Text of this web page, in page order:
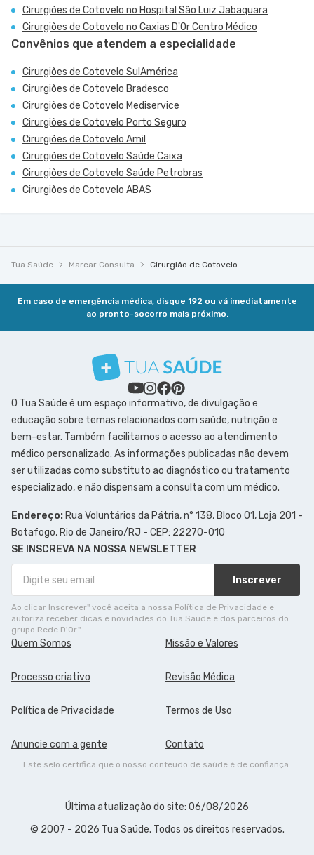
Cirurgiões de Cotovelo no Hospital São Luiz Jabaquara
Cirurgiões de Cotovelo no Caxias D'Or Centro Médico
Convênios que atendem a especialidade
Cirurgiões de Cotovelo SulAmérica
Cirurgiões de Cotovelo Bradesco
Cirurgiões de Cotovelo Mediservice
Cirurgiões de Cotovelo Porto Seguro
Cirurgiões de Cotovelo Amil
Cirurgiões de Cotovelo Saúde Caixa
Cirurgiões de Cotovelo Saúde Petrobras
Cirurgiões de Cotovelo ABAS
Tua Saúde Marcar Consulta Cirurgião de Cotovelo
Em caso de emergência médica, disque 192 ou vá imediatamente
ao pronto-socorro mais próximo.
O Tua Saúde é um espaço informativo, de divulgação e
educação sobre temas relacionados com saúde, nutrição e
bem-estar. Também facilitamos o acesso ao atendimento
médico personalizado. As informações publicadas não devem
ser utilizadas como substituto ao diagnóstico ou tratamento
especializado, e não dispensam a consulta com um médico.
Endereço: Rua Voluntários da Pátria, n° 138, Bloco 01, Loja 201 -
Botafogo, Rio de Janeiro/RJ - CEP: 22270-010
SE INSCREVA NA NOSSA NEWSLETTER
Inscrever
Ao clicar Inscrever" você aceita a nossa Política de Privacidade e
autoriza receber dicas e novidades do Tua Saúde e dos parceiros do
grupo Rede D'Or."
Quem Somos Missão e Valores
Processo criativo Revisão Médica
Política de Privacidade Termos de Uso
Anuncie com a gente Contato
Este selo certifica que o nosso conteúdo de saúde é de confiança.
Última atualização do site: 06/08/2026
© 2007 - 2026 Tua Saúde. Todos os direitos reservados.